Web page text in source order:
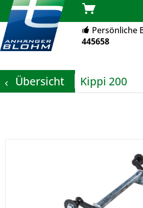
Persönliche
445658
Übersicht Kippi 200